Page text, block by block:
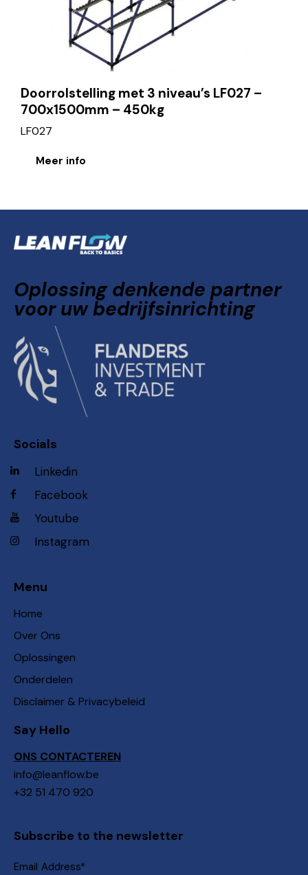
Doorrolstelling met 3 niveau’s LF027 –
700x1500mm – 450kg
LF027
Meer info
Oplossing denkende partner
voor uw bedrijfsinrichting
Socials
Linkedin
Facebook
Youtube
Instagram
Menu
Home
Over Ons
Oplossingen
Onderdelen
Disclaimer & Privacybeleid
Say Hello
ONS CONTACTEREN
info@leanflow.be
+32 51 470 920
Subscribe to the newsletter